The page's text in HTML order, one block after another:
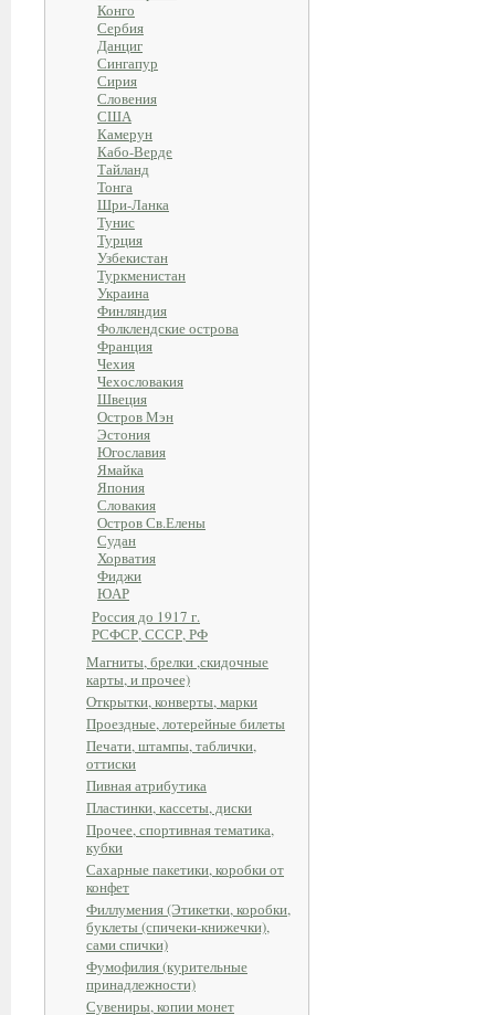
Конго
Сербия
Данциг
Сингапур
Сирия
Словения
США
Камерун
Кабо-Верде
Тайланд
Тонга
Шри-Ланка
Тунис
Турция
Узбекистан
Туркменистан
Украина
Финляндия
Фолклендские острова
Франция
Чехия
Чехословакия
Швеция
Остров Мэн
Эстония
Югославия
Ямайка
Япония
Словакия
Остров Св.Елены
Судан
Хорватия
Фиджи
ЮАР
Россия до 1917 г.
РСФСР, СССР, РФ
Магниты, брелки ,скидочные
карты, и прочее)
Открытки, конверты, марки
Проездные, лотерейные билеты
Печати, штампы, таблички,
оттиски
Пивная атрибутика
Пластинки, кассеты, диски
Прочее, спортивная тематика,
кубки
Сахарные пакетики, коробки от
конфет
Филлумения (Этикетки, коробки,
буклеты (спичеки-книжечки),
сами спички)
Фумофилия (курительные
принадлежности)
Сувениры, копии монет